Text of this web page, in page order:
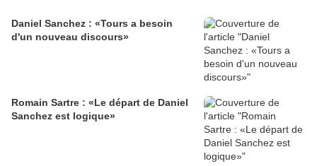
Daniel Sanchez : «Tours a besoin
d'un nouveau discours»
Romain Sartre : «Le départ de Daniel
Sanchez est logique»